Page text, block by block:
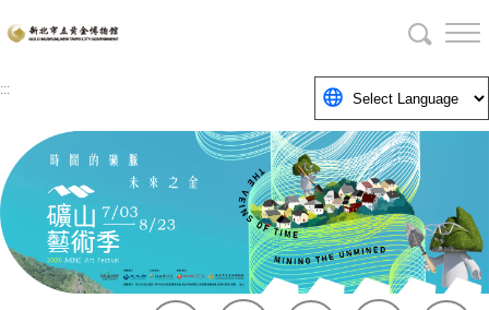
到
要
區
塊
:::
2026礦山藝術季